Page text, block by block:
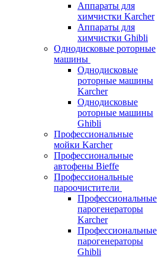
Аппараты для
химчистки Karcher
Аппараты для
химчистки Ghibli
Однодисковые роторные
машины
Однодисковые
роторные машины
Karcher
Однодисковые
роторные машины
Ghibli
Профессиональные
мойки Karcher
Профессиональные
автофены Bieffe
Профессиональные
пароочистители
Профессиональные
парогенераторы
Karcher
Профессиональные
парогенераторы
Ghibli